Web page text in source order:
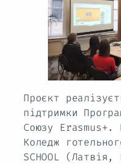
Проєкт
підтримки
Союзу Erasmus+.
Коледж
SCHOOL